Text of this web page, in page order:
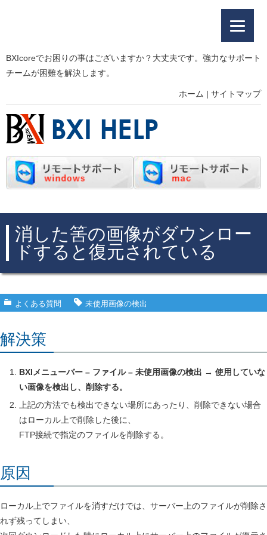
BXIcoreでお困りの事はございますか？大丈夫です。強力なサポート
チームが困難を解決します。
ホーム | サイトマップ
消した筈の画像がダウンロー
ドすると復元されている
よくある質問 未使用画像の検出
解決策
BXIメニューバー – ファイル – 未使用画像の検出 → 使用していな
い画像を検出し、削除する。
上記の方法でも検出できない場所にあったり、削除できない場合
はローカル上で削除した後に、
FTP接続で指定のファイルを削除する。
原因
ローカル上でファイルを消すだけでは、サーバー上のファイルが削除さ
れず残ってしまい、